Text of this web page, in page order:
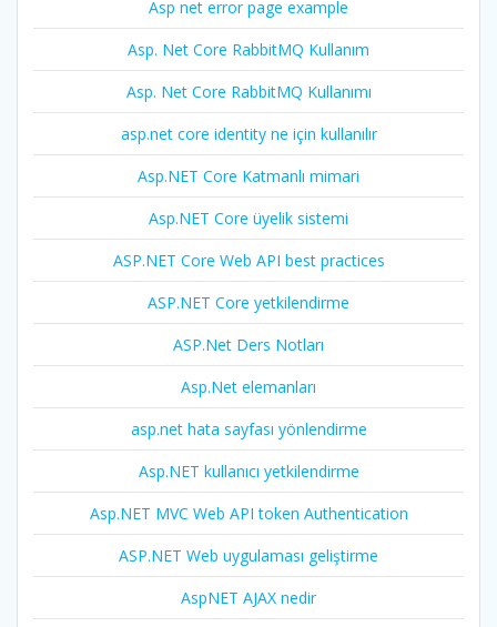
Asp net error page example
Asp. Net Core RabbitMQ Kullanım
Asp. Net Core RabbitMQ Kullanımı
asp.net core identity ne için kullanılır
Asp.NET Core Katmanlı mimari
Asp.NET Core üyelik sistemi
ASP.NET Core Web API best practices
ASP.NET Core yetkilendirme
ASP.Net Ders Notları
Asp.Net elemanları
asp.net hata sayfası yönlendirme
Asp.NET kullanıcı yetkilendirme
Asp.NET MVC Web API token Authentication
ASP.NET Web uygulaması geliştirme
AspNET AJAX nedir